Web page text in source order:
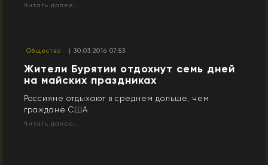
Читать далее...
Общество | 30.03.2016 07:53
Жители Бурятии отдохнут семь дней
на майских праздниках
Россияне отдыхают в среднем дольше, чем
граждане США.
Читать далее...